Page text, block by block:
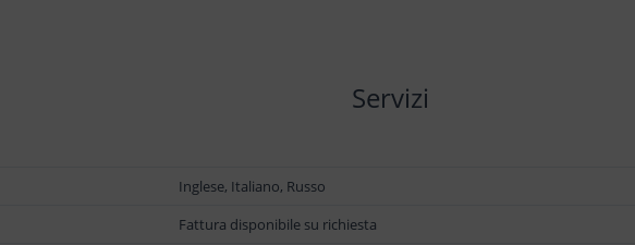
Servizi
Inglese, Italiano, Russo
Fattura disponibile su richiesta